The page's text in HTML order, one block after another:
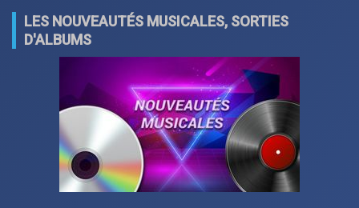
LES NOUVEAUTÉS MUSICALES, SORTIES
D'ALBUMS